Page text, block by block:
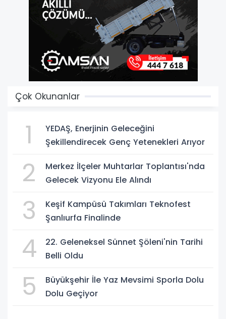
Çok Okunanlar
1
YEDAŞ, Enerjinin Geleceğini
Şekillendirecek Genç Yetenekleri Arıyor
2
Merkez İlçeler Muhtarlar Toplantısı'nda
Gelecek Vizyonu Ele Alındı
3
Keşif Kampüsü Takımları Teknofest
Şanlıurfa Finalinde
4
22. Geleneksel Sünnet Şöleni'nin Tarihi
Belli Oldu
5
Büyükşehir İle Yaz Mevsimi Sporla Dolu
Dolu Geçiyor